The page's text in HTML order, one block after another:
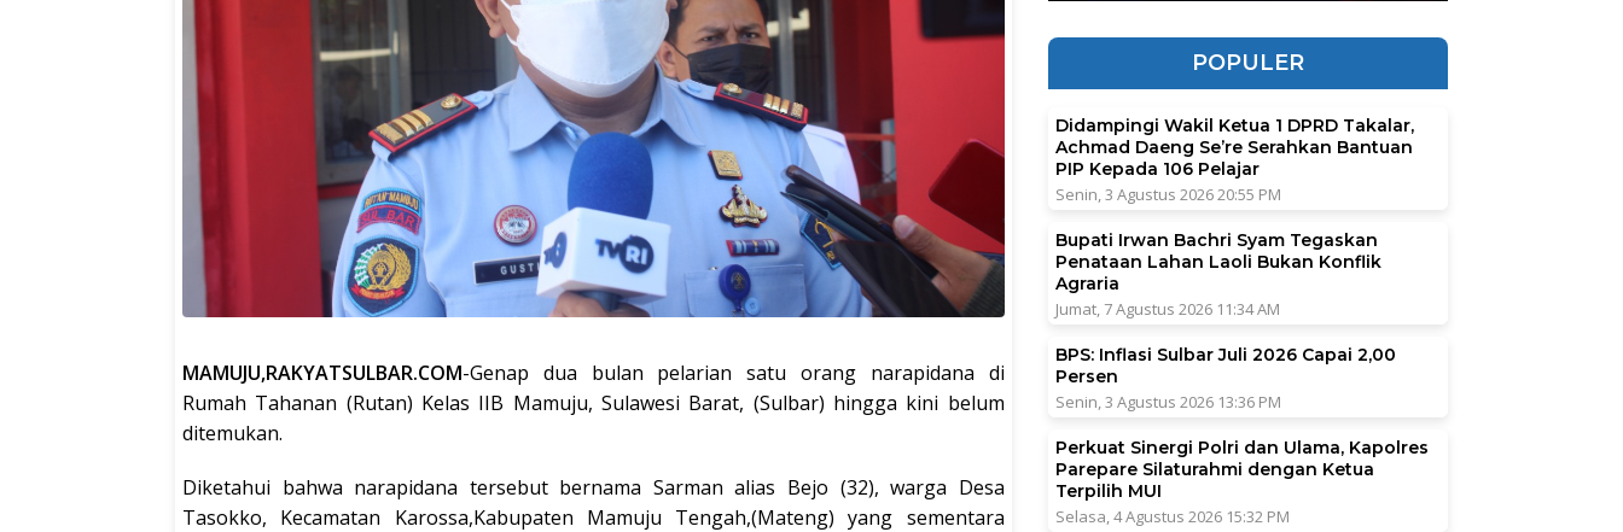
MAMUJU,RAKYATSULBAR.COM-Genap dua bulan pelarian satu orang narapidana di
Rumah Tahanan (Rutan) Kelas IIB Mamuju, Sulawesi Barat, (Sulbar) hingga kini belum
ditemukan.
Diketahui bahwa narapidana tersebut bernama Sarman alias Bejo (32), warga Desa
Tasokko, Kecamatan Karossa,Kabupaten Mamuju Tengah,(Mateng) yang sementara
POPULER
Didampingi Wakil Ketua 1 DPRD Takalar,
Achmad Daeng Se’re Serahkan Bantuan
PIP Kepada 106 Pelajar
Senin, 3 Agustus 2026 20:55 PM
Bupati Irwan Bachri Syam Tegaskan
Penataan Lahan Laoli Bukan Konflik
Agraria
Jumat, 7 Agustus 2026 11:34 AM
BPS: Inflasi Sulbar Juli 2026 Capai 2,00
Persen
Senin, 3 Agustus 2026 13:36 PM
Perkuat Sinergi Polri dan Ulama, Kapolres
Parepare Silaturahmi dengan Ketua
Terpilih MUI
Selasa, 4 Agustus 2026 15:32 PM